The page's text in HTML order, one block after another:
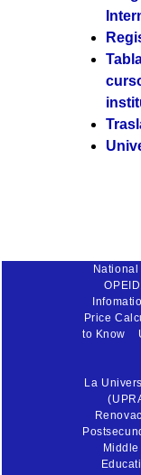
Price
to Know
La